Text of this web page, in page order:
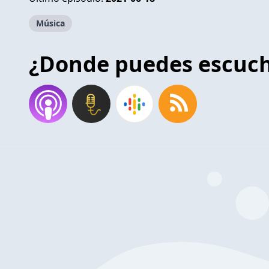
Música
¿Donde puedes